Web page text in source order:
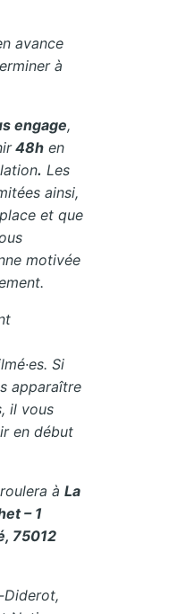
avance
à
engage,
48h en
. Les
ainsi,
et que
motivée
Si
apparaître
il vous
en début
àLa
– 1
75012
Diderot,